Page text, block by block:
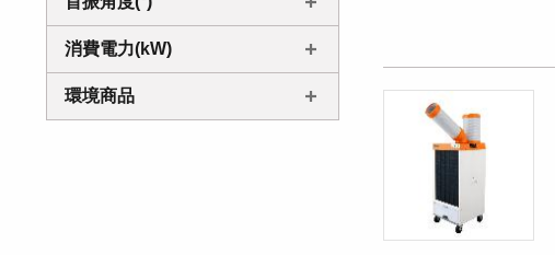
消費電力(kW)
環境商品